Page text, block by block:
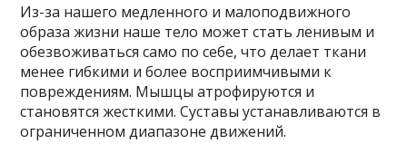
Из-за нашего медленного и малоподвижного
образа жизни наше тело может стать ленивым и
обезвоживаться само по себе, что делает ткани
менее гибкими и более восприимчивыми к
повреждениям. Мышцы атрофируются и
становятся жесткими. Суставы устанавливаются в
ограниченном диапазоне движений.